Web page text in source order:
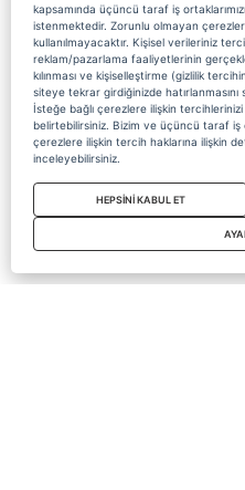
kapsamında üçüncü taraf iş
istenmektedir. Zorunlu olmayan
kullanılmayacaktır. Kişisel verileriniz
reklam/pazarlama faaliyetlerinin
kılınması ve kişiselleştirme (gizlilik
siteye tekrar girdiğinizde
İsteğe bağlı çerezlere ilişkin
belirtebilirsiniz. Bizim ve üçüncü taraf iş
çerezlere ilişkin tercih haklarına ilişkin
inceleyebilirsiniz.
HEPSİNİ KABUL ET